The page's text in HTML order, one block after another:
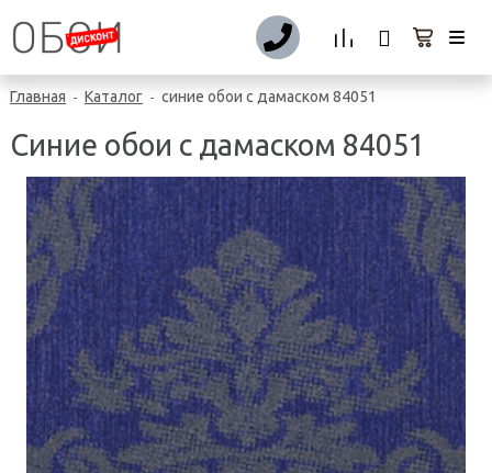
Главная - Каталог - синие обои с дамаском 84051
Синие обои с дамаском 84051